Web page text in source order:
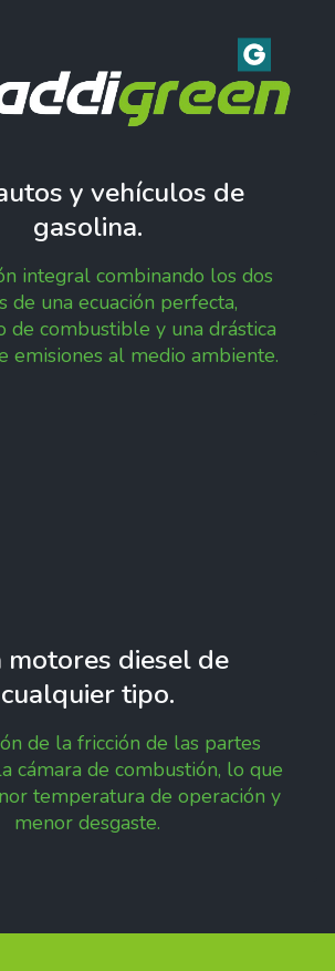
y vehículos de
gasolina.
integral combinando los dos
de una ecuación perfecta,
de combustible y una drástica
emisiones al medio ambiente.
motores diesel de
cualquier tipo.
de la fricción de las partes
cámara de combustión, lo que
temperatura de operación y
menor desgaste.